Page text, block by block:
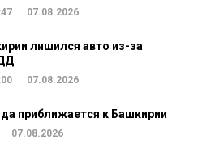
07.08.2026
лишился авто из-за
07.08.2026
приближается к Башкирии
07.08.2026